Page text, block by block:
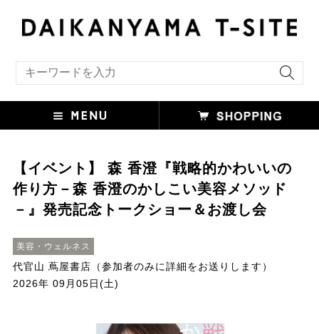
【イベント】 森 香澄『戦略的かわいいの
作り方－森 香澄のかしこい美容メソッド
－』発売記念トークショー＆お渡し会
美容・ウェルネス
代官山 蔦屋書店（参加者のみに詳細をお送りします）
2026年 09月05日(土)